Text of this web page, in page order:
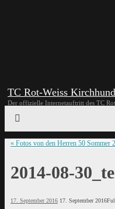
TC Rot-Weiss
Der offizielle Internetauftritt des TC
« Fotos von den Herren 50 Sommer
2014-08-
17. September 2016 17. September 2016